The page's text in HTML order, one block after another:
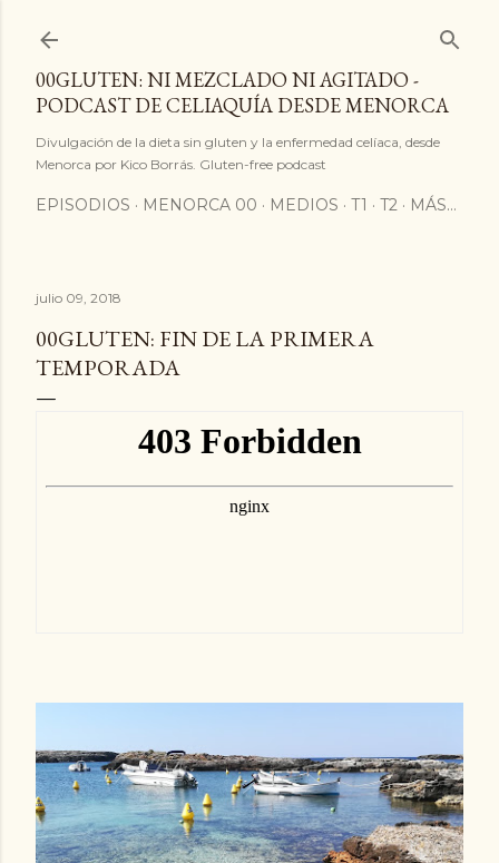
00GLUTEN: NI MEZCLADO NI AGITADO -
PODCAST DE CELIAQUÍA DESDE MENORCA
Divulgación de la dieta sin gluten y la enfermedad celíaca, desde
Menorca por Kico Borrás. Gluten-free podcast
EPISODIOS MENORCA 00 MEDIOS T1 T2 MÁS…
julio 09, 2018
00GLUTEN: FIN DE LA PRIMERA
TEMPORADA